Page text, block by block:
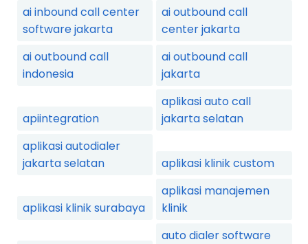
ai inbound call center
software jakarta
ai outbound call
center jakarta
ai outbound call
indonesia
ai outbound call
jakarta
apiintegration
aplikasi auto call
jakarta selatan
aplikasi autodialer
jakarta selatan
aplikasi klinik custom
aplikasi klinik surabaya
aplikasi manajemen
klinik
auto dialer software